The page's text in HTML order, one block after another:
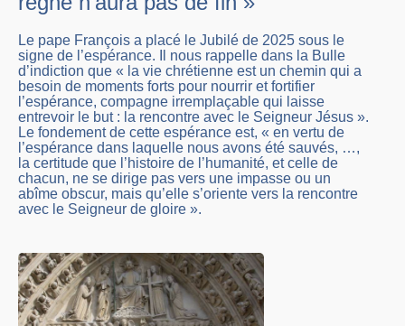
Le pape François a placé le Jubilé de 2025 sous le
signe de l’espérance. Il nous rappelle dans la Bulle
d’indiction que « la vie chrétienne est un chemin qui a
besoin de moments forts pour nourrir et fortifier
l’espérance, compagne irremplaçable qui laisse
entrevoir le but : la rencontre avec le Seigneur Jésus ».
Le fondement de cette espérance est, « en vertu de
l’espérance dans laquelle nous avons été sauvés, …,
la certitude que l’histoire de l’humanité, et celle de
chacun, ne se dirige pas vers une impasse ou un
abîme obscur, mais qu’elle s’oriente vers la rencontre
avec le Seigneur de gloire ».